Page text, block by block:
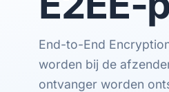
End-to-End
worden bij de
ontvanger worden